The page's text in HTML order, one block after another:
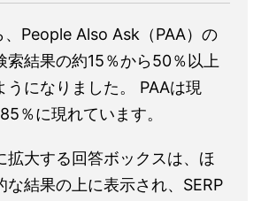
、People Also Ask（PAA）の
索結果の約15％から50％以上
うになりました。 PAAは現
％に現れています。
拡大する回答ボックスは、ほ
な結果の上に表示され、SERP